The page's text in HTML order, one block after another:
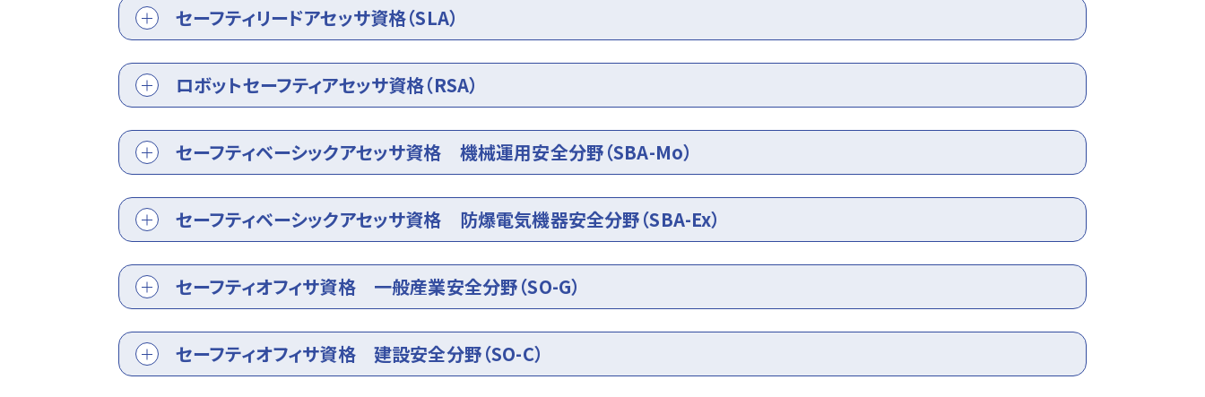
セーフティリードアセッサ資格（SLA）
ロボットセーフティアセッサ資格（RSA）
セーフティベーシックアセッサ資格 機械運用安全分野（SBA-Mo）
セーフティベーシックアセッサ資格 防爆電気機器安全分野（SBA-Ex）
セーフティオフィサ資格 一般産業安全分野（SO-G）
セーフティオフィサ資格 建設安全分野（SO-C）